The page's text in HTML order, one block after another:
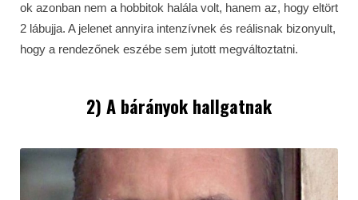
ok azonban nem a hobbitok halála volt, hanem az, hogy eltört
2 lábujja. A jelenet annyira intenzívnek és reálisnak bizonyult,
hogy a rendezőnek eszébe sem jutott megváltoztatni.
2) A bárányok hallgatnak